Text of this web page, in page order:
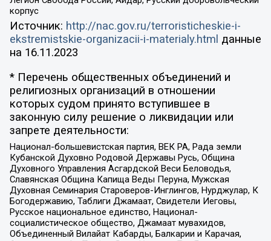
корпус
Источник: http://nac.gov.ru/terroristicheskie-i-
ekstremistskie-organizacii-i-materialy.html данные
на 16.11.2023
* Перечень общественных объединений и
религиозных организаций в отношении
которых судом принято вступившее в
законную силу решение о ликвидации или
запрете деятельности:
Национал-большевистская партия, ВЕК РА, Рада земли
Кубанской Духовно Родовой Державы Русь, Община
Духовного Управления Асгардской Веси Беловодья,
Славянская Община Капища Веды Перуна, Мужская
Духовная Семинария Староверов-Инглингов, Нурджулар, К
Богодержавию, Таблиги Джамаат, Свидетели Иеговы,
Русское национальное единство, Национал-
социалистическое общество, Джамаат мувахидов,
Объединенный Вилайат Кабарды, Балкарии и Карачая,